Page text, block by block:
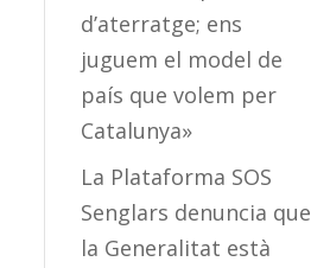
d’aterratge; ens
juguem el model de
país que volem per
Catalunya»
La Plataforma SOS
Senglars denuncia que
la Generalitat està